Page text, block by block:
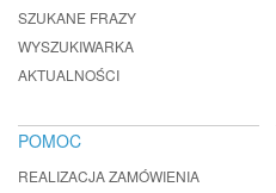
SZUKANE FRAZY
WYSZUKIWARKA
AKTUALNOŚCI
POMOC
REALIZACJA ZAMÓWIENIA